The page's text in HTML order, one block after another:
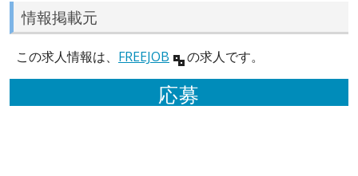
情報掲載元
この求人情報は、 FREEJOB の求人です。
応募